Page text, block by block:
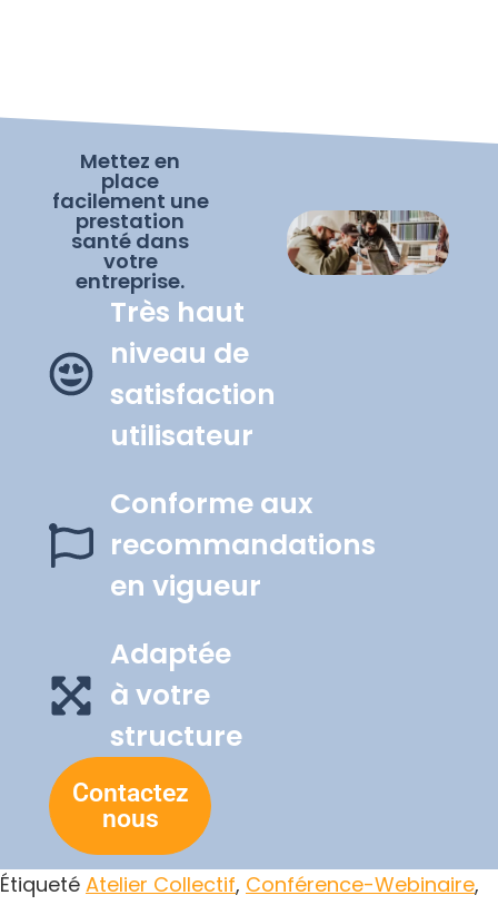
Mettez en
place
facilement une
prestation
santé dans
votre
entreprise.
Très haut
niveau de
satisfaction
utilisateur
Conforme aux
recommandations
en vigueur
Adaptée
à votre
structure
Contactez
nous
Étiqueté Atelier Collectif, Conférence-Webinaire,